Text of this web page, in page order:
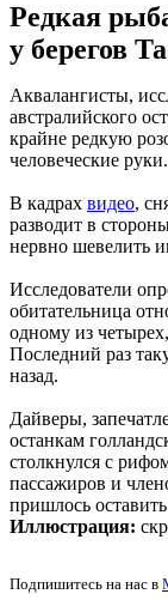
Редкая
у берегов
Аквалангисты,
австралийского
крайне редкую
человеческие
В кадрах видео,
разводит в
нервно шевелить
Исследователи
обитательница
одному из
Последний раз
назад.
Дайверы,
останкам
столкнулся с
пассажиров и
пришлось
Иллюстрация:
Подпишитесь на нас в